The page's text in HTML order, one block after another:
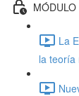
La
la teoría